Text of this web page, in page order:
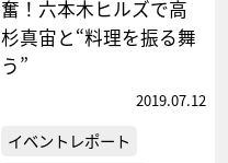
奮！六本木ヒルズで高
杉真宙と“料理を振る舞
う”
2019.07.12
イベントレポート